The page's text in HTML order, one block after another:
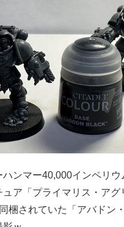
ンマー40,000インペリウ
ア「プライマリス・アグ
梱されていた「アバドン